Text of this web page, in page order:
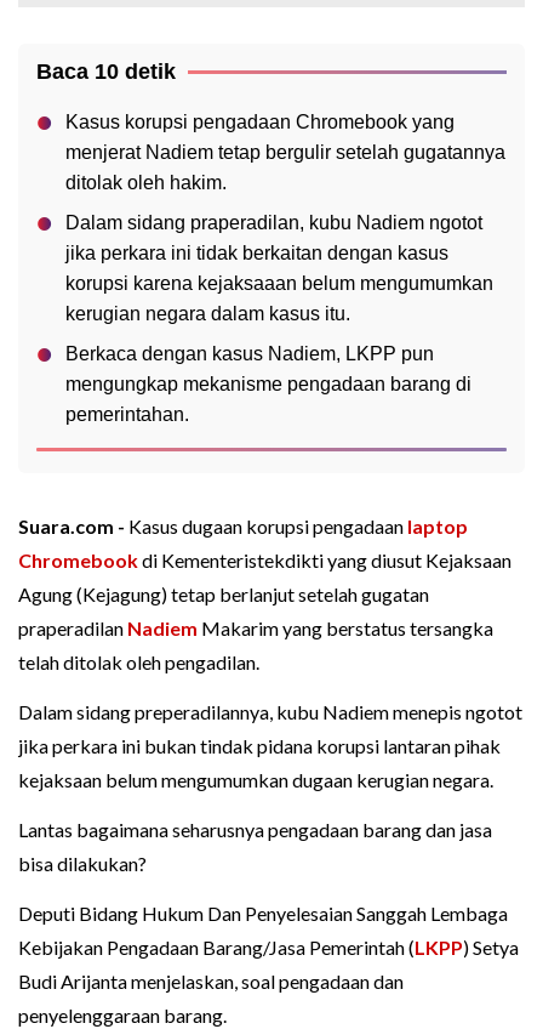
Baca 10 detik
Kasus korupsi pengadaan Chromebook yang
menjerat Nadiem tetap bergulir setelah gugatannya
ditolak oleh hakim.
Dalam sidang praperadilan, kubu Nadiem ngotot
jika perkara ini tidak berkaitan dengan kasus
korupsi karena kejaksaaan belum mengumumkan
kerugian negara dalam kasus itu.
Berkaca dengan kasus Nadiem, LKPP pun
mengungkap mekanisme pengadaan barang di
pemerintahan.
Suara.com - Kasus dugaan korupsi pengadaan laptop
Chromebookdi Kementeristekdikti yang diusut Kejaksaan
Agung (Kejagung) tetap berlanjut setelah gugatan
praperadilan Nadiem Makarim yang berstatus tersangka
telah ditolak oleh pengadilan.
Dalam sidang preperadilannya, kubu Nadiem menepis ngotot
jika perkara ini bukan tindak pidana korupsi lantaran pihak
kejaksaan belum mengumumkan dugaan kerugian negara.
Lantas bagaimana seharusnya pengadaan barang dan jasa
bisa dilakukan?
Deputi Bidang Hukum Dan Penyelesaian Sanggah Lembaga
Kebijakan Pengadaan Barang/Jasa Pemerintah (LKPP) Setya
Budi Arijanta menjelaskan, soal pengadaan dan
penyelenggaraan barang.